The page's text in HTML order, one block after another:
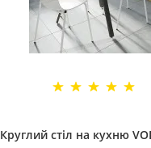
Круглий стіл на кухню